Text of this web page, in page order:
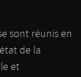
sont réunis en
de la
et